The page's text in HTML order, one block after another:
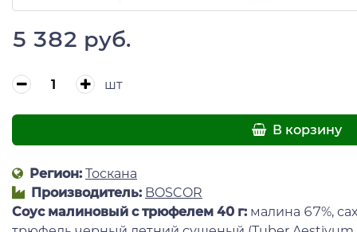
5 382 руб.
шт
В корзину
Регион: Тоскана
Производитель: BOSCOR
Соус малиновый с трюфелем 40 г: малина 67%,